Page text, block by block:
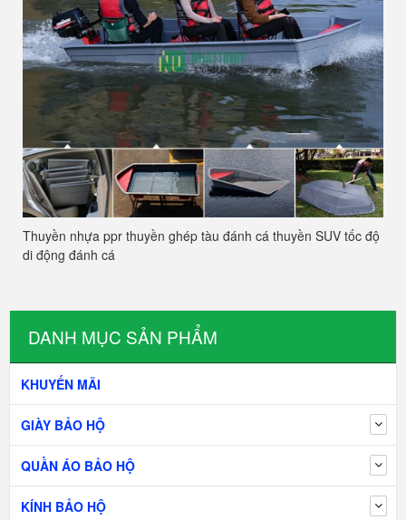
DANH MỤC SẢN PHẨM
KHUYẾN MÃI
GIÀY BẢO HỘ
QUẦN ÁO BẢO HỘ
KÍNH BẢO HỘ
Thuyền nhựa ppr thuyền ghép tàu đánh cá thuyền SUV tốc độ
di động đánh cá